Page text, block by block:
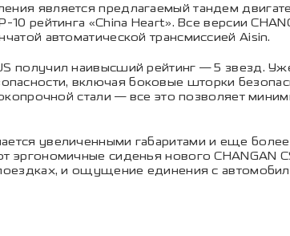
является предлагаемый тандем
рейтинга «China Heart». Все версии
автоматической трансмиссией Aisin.
получил наивысший рейтинг — 5 звезд.
включая боковые шторки
стали — все это позволяет
увеличенными габаритами и еще
сиденья нового CHANGAN
и ощущение единения с